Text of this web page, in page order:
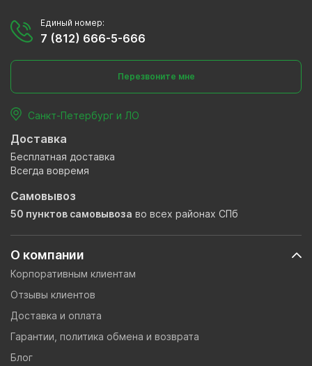
О компании
Корпоративным клиентам
Отзывы клиентов
Доставка и оплата
Гарантии, политика обмена и возврата
Блог
Единый номер:
7 (812) 666-5-666
Перезвоните мне
Санкт-Петербург и ЛО
Доставка
Бесплатная доставка
Всегда вовремя
Самовывоз
50 пунктов самовывоза во всех районах СПб